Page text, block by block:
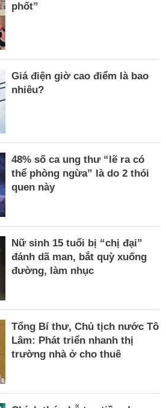
phốt”
Giá điện giờ cao điểm là bao
nhiêu?
48% số ca ung thư “lẽ ra có
thể phòng ngừa” là do 2 thói
quen này
Nữ sinh 15 tuổi bị “chị đại”
đánh dã man, bắt quỳ xuống
đường, làm nhục
Tổng Bí thư, Chủ tịch nước Tô
Lâm: Phát triển nhanh thị
trường nhà ở cho thuê